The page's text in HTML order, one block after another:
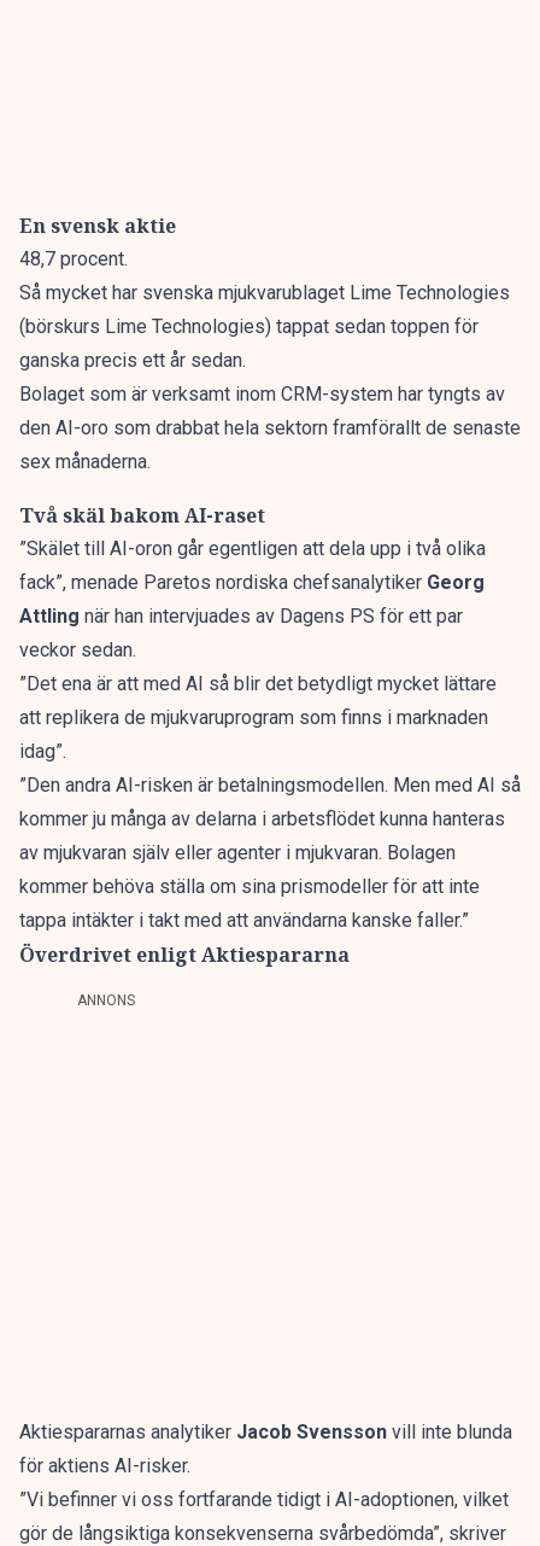
En svensk aktie
48,7 procent.
Så mycket har svenska mjukvarublaget Lime Technologies
(börskurs Lime Technologies) tappat sedan toppen för
ganska precis ett år sedan.
Bolaget som är verksamt inom CRM-system har tyngts av
den AI-oro som drabbat hela sektorn framförallt de senaste
sex månaderna.
Två skäl bakom AI-raset
”Skälet till AI-oron går egentligen att dela upp i två olika
fack”, menade Paretos nordiska chefsanalytiker Georg
Attling när han intervjuades av Dagens PS för ett par
veckor sedan.
”Det ena är att med AI så blir det betydligt mycket lättare
att replikera de mjukvaruprogram som finns i marknaden
idag”.
”Den andra AI-risken är betalningsmodellen. Men med AI så
kommer ju många av delarna i arbetsflödet kunna hanteras
av mjukvaran själv eller agenter i mjukvaran. Bolagen
kommer behöva ställa om sina prismodeller för att inte
tappa intäkter i takt med att användarna kanske faller.”
Överdrivet enligt Aktiespararna
ANNONS
Aktiespararnas analytiker Jacob Svensson vill inte blunda
för aktiens AI-risker.
”Vi befinner vi oss fortfarande tidigt i AI-adoptionen, vilket
gör de långsiktiga konsekvenserna svårbedömda”, skriver